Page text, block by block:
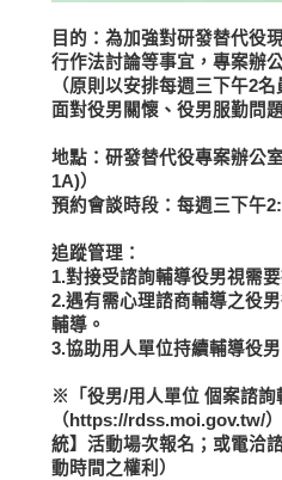
目的：為加強對研發替代役
行作法討論等事宜，專案辦
（原則以安排每週三下午2
面對役男關懷、役男服勤問
地點：研發替代役專案辦公
1A)）
預約會談時段：每週三下午
追蹤管理：
1.對接受諮詢輔導役男視需
2.遇有需心理諮商輔導之役
輔導。
3.協助用人單位持續輔導役男
※「役男/用人單位 個案諮詢
（https://rdss.moi.gov.tw/
統】活動場次報名；或電洽
動時間之權利）